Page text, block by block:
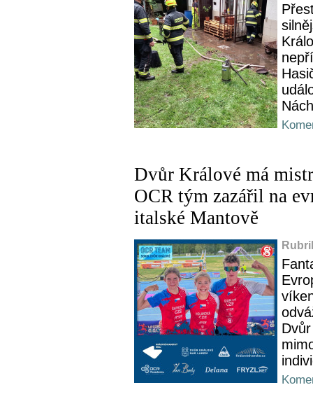
Dvůr Králové má
OCR tým zazářil na
italské Mantově